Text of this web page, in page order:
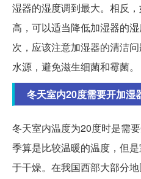
湿器的湿度调到最大。相反
高，可以适当降低加湿器的
次，应该注意加湿器的清洁
水源，避免滋生细菌和霉菌。
冬天室内20度需要开加湿
冬天室内温度为20度时是需
季算是比较温暖的温度，但
于干燥。在我国西部大部分